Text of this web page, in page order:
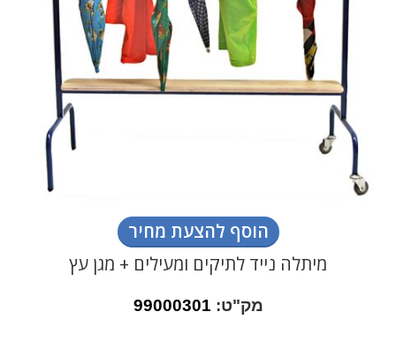
הוסף להצעת מחיר
מיתלה נייד לתיקים ומעילים + מגן עץ
מק"ט: 99000301